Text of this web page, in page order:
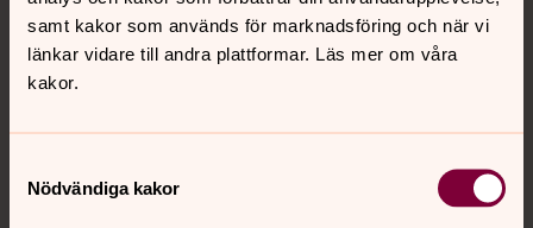
samt kakor som används för marknadsföring och när vi
länkar vidare till andra plattformar. Läs mer om våra
kakor.
Nödvändiga kakor
Kontakt
Kalender